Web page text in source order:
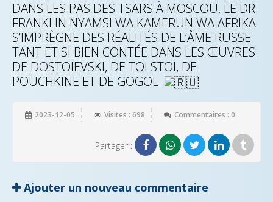
DANS LES PAS DES TSARS À MOSCOU, LE DR
FRANKLIN NYAMSI WA KAMERUN WA AFRIKA
S’IMPRÈGNE DES RÉALITÉS DE L’ÂME RUSSE
TANT ET SI BIEN CONTÉE DANS LES ŒUVRES
DE DOSTOIEVSKI, DE TOLSTOI, DE
POUCHKINE ET DE GOGOL.
2023-12-05 Visites : 698 Commentaires : 0
Partager :
Ajouter un nouveau commentaire